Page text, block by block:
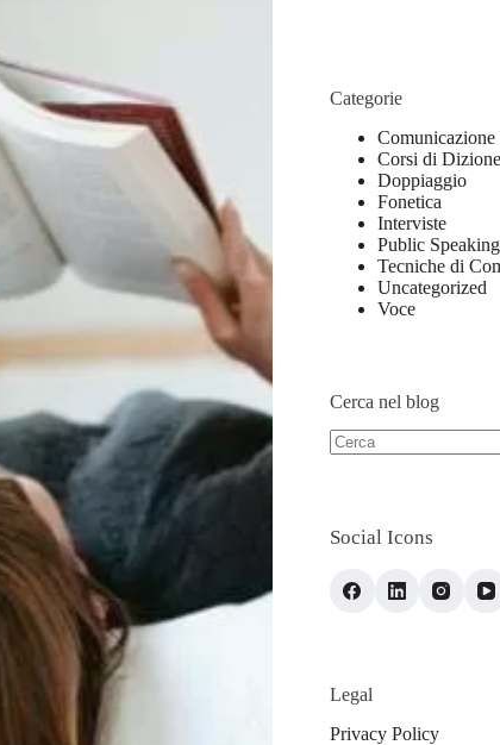
Categorie
Corsi di Dizione
Doppiaggio
Fonetica
Interviste
Public Speaking
Tecniche di
Uncategorized
Voce
Cerca nel blog
Social Icons
Legal
Privacy Policy